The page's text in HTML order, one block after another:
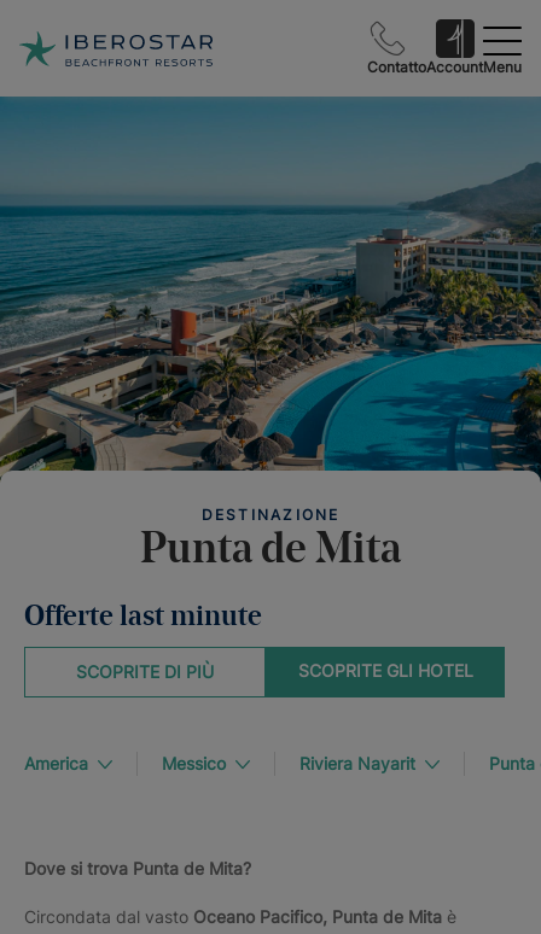
ContattoAccountMenu
DESTINAZIONE
Punta de Mita
Offerte last minute
SCOPRITE GLI HOTEL
SCOPRITE DI PIÙ
America Messico Riviera Nayarit Punta
Dove si trova Punta de Mita?
Circondata dal vasto Oceano Pacifico, Punta de Mita è